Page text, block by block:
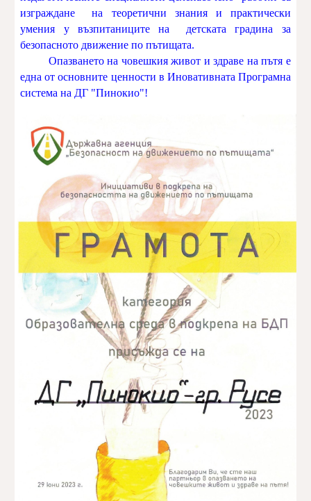
изграждане на теоретични знания и практически
умения у възпитаниците на детската градина за
безопасното движение по пътищата.
Опазването на човешкия живот и здраве на пътя е
една от основните ценности в Иновативната Програмна
система на ДГ "Пинокио"!